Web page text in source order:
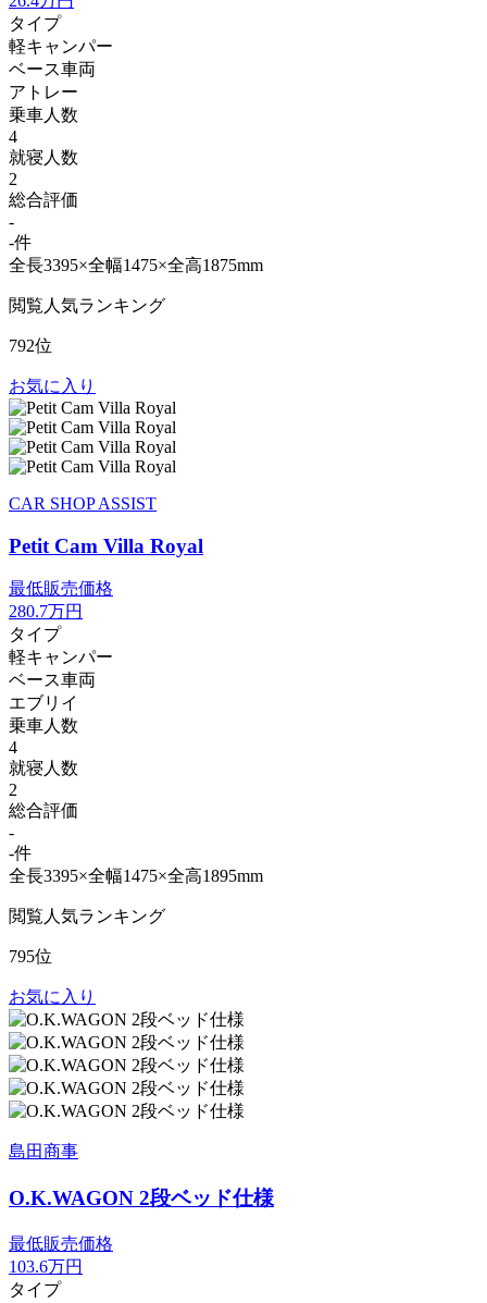
タイプ
軽キャンパー
ベース車両
アトレー
乗車人数
4
就寝人数
2
総合評価
-
-件
全長3395×全幅1475×全高1875mm
閲覧人気ランキング
792位
お気に入り
CAR SHOP ASSIST
Petit Cam Villa Royal
最低販売価格
280.7万円
タイプ
軽キャンパー
ベース車両
エブリイ
乗車人数
4
就寝人数
2
総合評価
-
-件
全長3395×全幅1475×全高1895mm
閲覧人気ランキング
795位
お気に入り
島田商事
O.K.WAGON 2段ベッド仕様
最低販売価格
103.6万円
タイプ